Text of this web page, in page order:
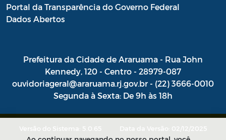
Instauração de Processo Administrativo
Intimações
Pareceres Referenciais da PGM
Portaria SEMAM
Ambiental – PROMEA
Portal da Transparência do Governo Federal
Dados Abertos
Prefeitura da Cidade de Araruama - Rua John
Kennedy, 120 - Centro - 28979-087
ouvidoriageral@araruama.rj.gov.br - (22) 3666-0010
Segunda à Sexta: De 9h às 18h
Versão do Sistema: 5.0.65 Data da Versão: 02/12/2025